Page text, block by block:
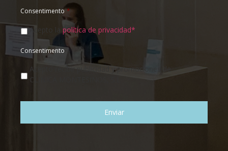
Consentimento *
Acepto la política de privacidad*
Consentimento
Acepto recibir publicidad y promociones de
CLINICA MONTESINOS, S.L